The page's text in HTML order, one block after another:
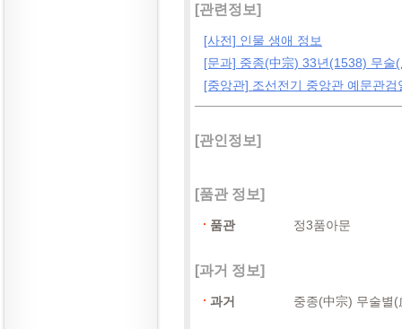
[관련정보]
[사전] 인물 생애 정보
[문과] 중종(中宗) 33년(1538) 무
[중앙관] 조선전기 중앙관 예문관
[관인정보]
[품관 정보]
품관 정3품아문
[과거 정보]
과거 중종(中宗) 무술별(